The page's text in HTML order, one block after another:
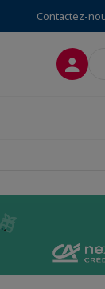
Contactez-